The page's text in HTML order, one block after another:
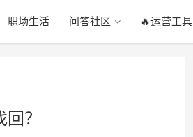
职场生活 问答社区 🔥运营工具
？